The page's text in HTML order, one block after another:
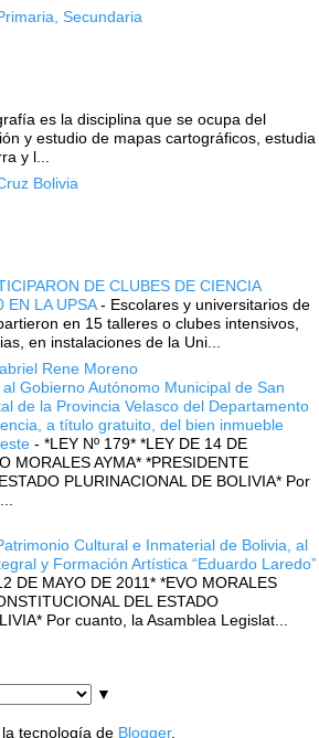
Secundaria
es la disciplina que se ocupa del
y estudio de mapas cartográficos, estudia
y l...
Bolivia
DE CLUBES DE CIENCIA
EN LA UPSA- Escolares y universitarios de
en 15 talleres o clubes intensivos,
en instalaciones de la Uni...
Rene Moreno
Gobierno Autónomo Municipal de San
de la Provincia Velasco del Departamento
a título gratuito, del bien inmueble
- *LEY Nº 179* *LEY DE 14 DE
MORALES AYMA* *PRESIDENTE
PLURINACIONAL DE BOLIVIA* Por
Cultural e Inmaterial de Bolivia, al
y Formación Artística “Eduardo Laredo”
DE MAYO DE 2011* *EVO MORALES
DEL ESTADO
Por cuanto, la Asamblea Legislat...
▼
tecnología de Blogger.